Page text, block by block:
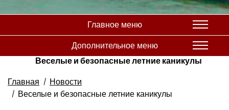
Главное меню
Дополнительное меню
Веселые и безопасные летние каникулы
Главная
Новости
Веселые и безопасные летние каникулы